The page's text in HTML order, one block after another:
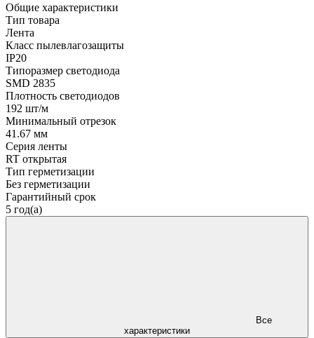
Общие характеристики
Тип товара
Лента
Класс пылевлагозащиты
IP20
Типоразмер светодиода
SMD 2835
Плотность светодиодов
192 шт/м
Минимальный отрезок
41.67 мм
Серия ленты
RT открытая
Тип герметизации
Без герметизации
Гарантийный срок
5 год(а)
характеристики